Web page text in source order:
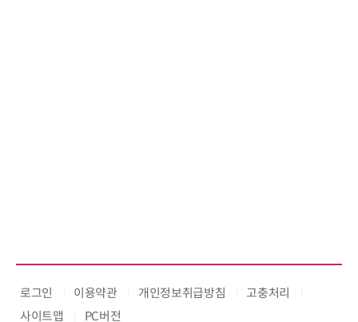
로그인 이용약관 개인정보취급방침
고충처리
사이트맵
PC버전